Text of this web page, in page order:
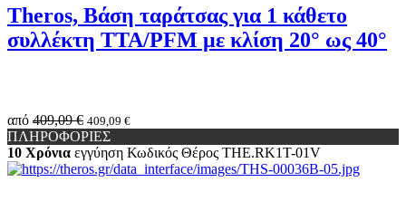
Theros, Βάση ταράτσας για 1 κάθετο
συλλέκτη TTA/PFM με κλίση 20° ως 40°
από 409,09 € 409,09 €
ΠΛΗΡΟΦΟΡΙΕΣ
10 Χρόνια εγγύηση Κωδικός Θέρος THE.RK1Τ-01V